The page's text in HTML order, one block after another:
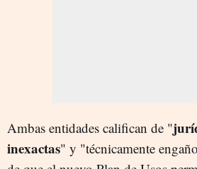
Ambas entidades califican de "
inexactas" y "técnicamente